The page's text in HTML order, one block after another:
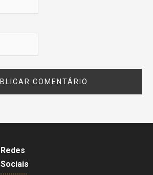
Redes
Sociais